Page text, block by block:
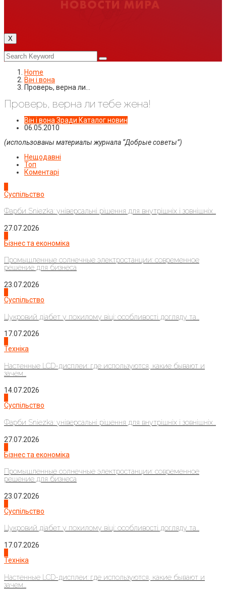
X
Home
Він і вона
Проверь, верна ли…
Проверь, верна ли тебе жена!
Він і вона Зради Каталог новин
06.05.2010
(использованы материалы журнала “Добрые советы”)
Нещодавні
Топ
Коментарі
Суспільство
Фарби Sniezka: універсальні рішення для внутрішніх і зовнішніх...
27.07.2026
Бізнес та економіка
Промышленные солнечные электростанции: современное
решение для бизнеса
23.07.2026
Суспільство
Цукровий діабет у похилому віці: особливості догляду та...
17.07.2026
Техніка
Настенные LCD-дисплеи: где используются, какие бывают и
зачем...
14.07.2026
Суспільство
Фарби Sniezka: універсальні рішення для внутрішніх і зовнішніх...
27.07.2026
Бізнес та економіка
Промышленные солнечные электростанции: современное
решение для бизнеса
23.07.2026
Суспільство
Цукровий діабет у похилому віці: особливості догляду та...
17.07.2026
Техніка
Настенные LCD-дисплеи: где используются, какие бывают и
зачем...